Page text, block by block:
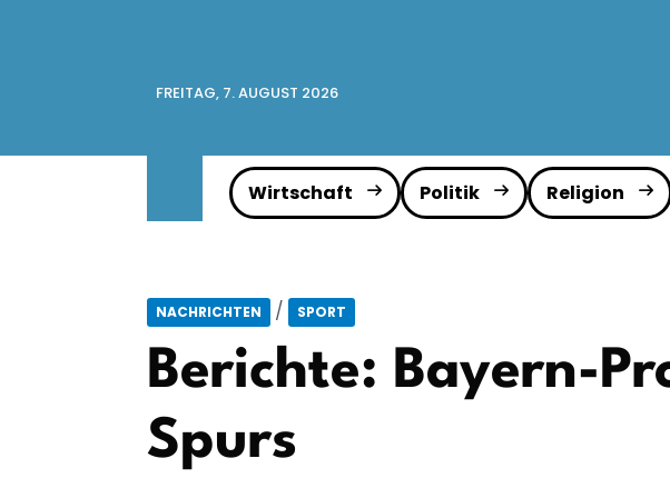
FREITAG, 7. AUGUST 2026
Wirtschaft Politik Religion
NACHRICHTEN / SPORT
Berichte: Bayern-
Spurs